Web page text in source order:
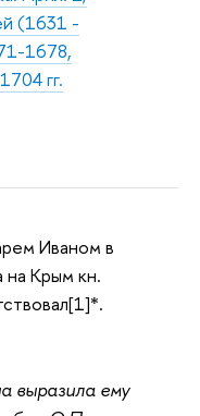
(1631 -
1678,
гг.
Иваном в
на Крым кн.
выразила ему